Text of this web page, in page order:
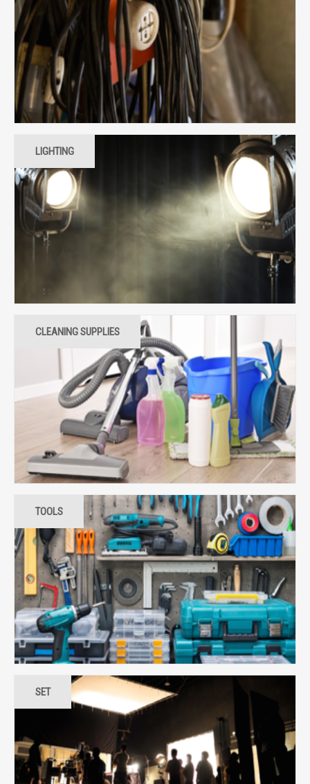
LIGHTING
CLEANING SUPPLIES
TOOLS
SET